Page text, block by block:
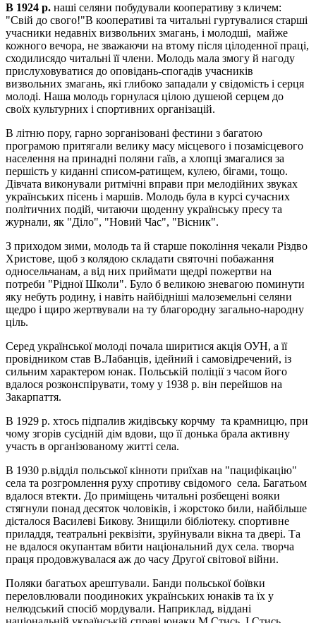
В 1924 р. наші селяни побудували кооперативу з кличем:
"Свій до свого!"В кооперативі та читальні гуртувалися старші
учасники недавніх визвольних змагань, і молодші, майже
кожного вечора, не зважаючи на втому після цілоденної праці,
сходилисядо читальні її члени. Молодь мала змогу й нагоду
прислуховуватися до оповідань-спогадів учасників
визвольних змагань, які глибоко западали у свідомість і серця
молоді. Наша молодь горнулася цілою душеюй серцем до
своїх культурних і спортивних організацій.
В літню пору, гарно зорганізовані фестини з багатою
програмою притягали велику масу місцевого і позамісцевого
населення на принадні поляни гаїв, а хлопці змагалися за
першість у киданні списом-ратищем, кулею, бігами, тощо.
Дівчата виконували ритмічні вправи при мелодійних звуках
українських пісень і маршів. Молодь була в курсі сучасних
політичних подій, читаючи щоденну українську пресу та
журнали, як "Діло", "Новий Час", "Вісник".
З приходом зими, молодь та й старше покоління чекали Різдво
Христове, щоб з колядою складати святочні побажання
односельчанам, а від них приймати щедрі пожертви на
потреби "Рідної Школи". Було б великою зневагою поминути
яку небуть родину, і навіть найбідніші малоземельні селяни
щедро і щиро жертвували на ту благородну загально-народну
ціль.
Серед української молоді почала ширитися акція ОУН, а її
провідником став В.Лабанців, ідейний і самовідречений, із
сильним характером юнак. Польській поліції з часом його
вдалося розконспірувати, тому у 1938 р. він перейшов на
Закарпаття.
В 1929 р. хтось підпалив жидівську корчму та крамницю, при
чому згорів сусідній дім вдови, що її донька брала активну
участь в організованому житті села.
В 1930 р.відділ польської кінноти приїхав на "пацифікацію"
села та розгромлення руху спротиву свідомого села. Багатьом
вдалося втекти. До приміщень читальні розбещені вояки
стягнули понад десяток чоловіків, і жорстоко били, найбільше
дісталося Василеві Бикову. Знищили бібліотеку. спортивне
приладдя, театральні реквізіти, зруйнували вікна та двері. Та
не вдалося окупантам вбити національний дух села. творча
праця продовжувалася аж до часу Другої світової війни.
Поляки багатьох арештували. Банди польської боївки
переловлювали поодиноких українських юнаків та їх у
нелюдський спосіб мордували. Наприклад, віддані